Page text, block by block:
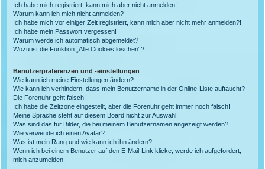
Ich habe mich registriert, kann mich aber nicht anmelden!
Warum kann ich mich nicht anmelden?
Ich habe mich vor einiger Zeit registriert, kann mich aber nicht mehr anmelden?!
Ich habe mein Passwort vergessen!
Warum werde ich automatisch abgemeldet?
Wozu ist die Funktion „Alle Cookies löschen“?
Benutzerpräferenzen und -einstellungen
Wie kann ich meine Einstellungen ändern?
Wie kann ich verhindern, dass mein Benutzername in der Online-Liste auftaucht?
Die Forenuhr geht falsch!
Ich habe die Zeitzone eingestellt, aber die Forenuhr geht immer noch falsch!
Meine Sprache steht auf diesem Board nicht zur Auswahl!
Was sind das für Bilder, die bei meinem Benutzernamen angezeigt werden?
Wie verwende ich einen Avatar?
Was ist mein Rang und wie kann ich ihn ändern?
Wenn ich bei einem Benutzer auf den E-Mail-Link klicke, werde ich aufgefordert,
mich anzumelden.